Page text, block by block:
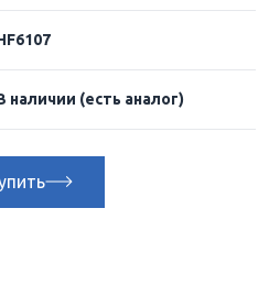
наличии (есть аналог)